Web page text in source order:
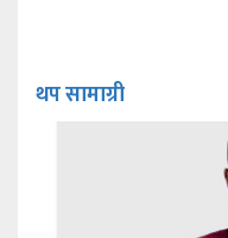
थप सामाग्री